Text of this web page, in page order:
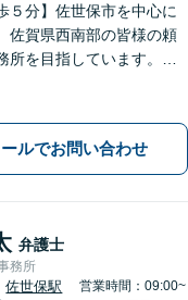
５分】佐世保市を中心に
佐賀県西南部の皆様の頼
所を目指しています。相
解決には、早めのご相談
ールでお問い合わせ
弁護士
務所
佐世保駅
営業時間：09:00~